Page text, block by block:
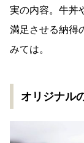
実の内容。牛丼
満足させる納得
みては。
オリジナル